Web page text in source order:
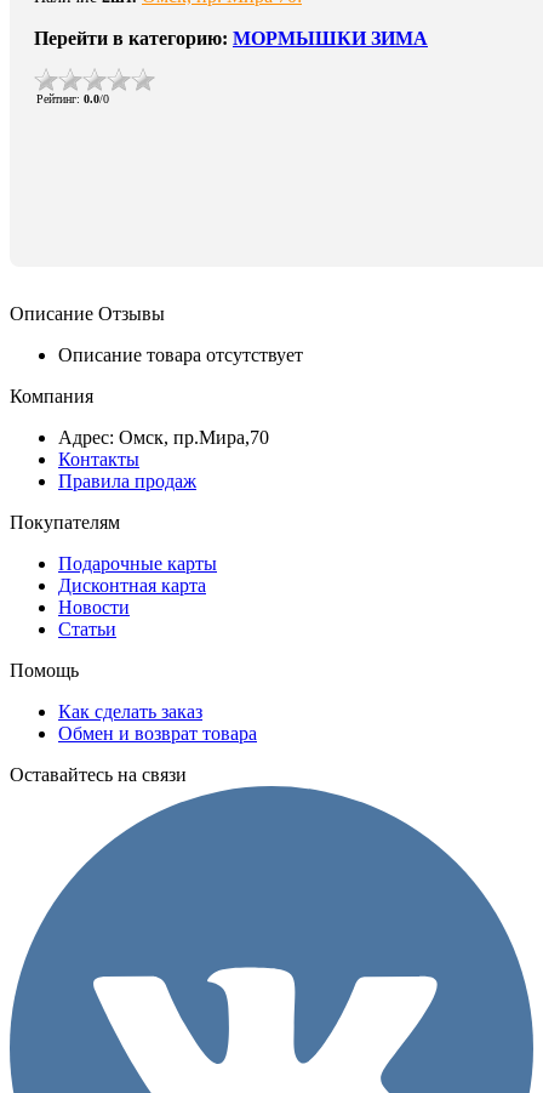
Перейти в категорию: МОРМЫШКИ ЗИМА
Рейтинг: 0.0/0
Описание Отзывы
Описание товара отсутствует
Компания
Адрес: Омск, пр.Мира,70
Контакты
Правила продаж
Покупателям
Подарочные карты
Дисконтная карта
Новости
Статьи
Помощь
Как сделать заказ
Обмен и возврат товара
Оставайтесь на связи